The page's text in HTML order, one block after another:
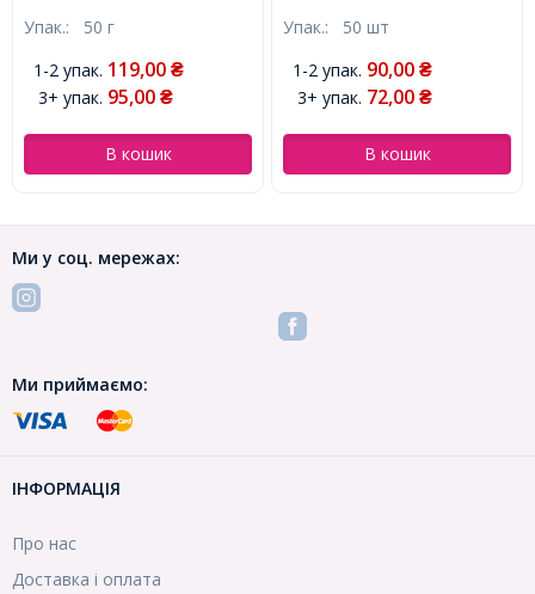
Упак.: 50 г
1-2 упак. 119,00 ₴
3+ упак. 95,00 ₴
В кошик
Отвір 1.5мм, (БА000001056)
Упак.: 50 шт
1-2 упак. 90,00 ₴
3+ упак. 72,00 ₴
В кошик
Ми у соц. мережах:
Ми приймаємо:
ІНФОРМАЦІЯ
Про нас
Доставка і оплата